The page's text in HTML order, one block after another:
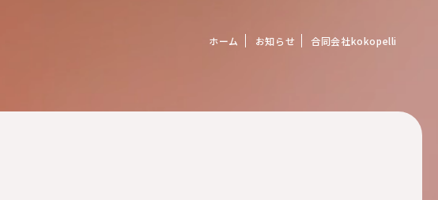
ホーム お知らせ 合同会社kokopelli